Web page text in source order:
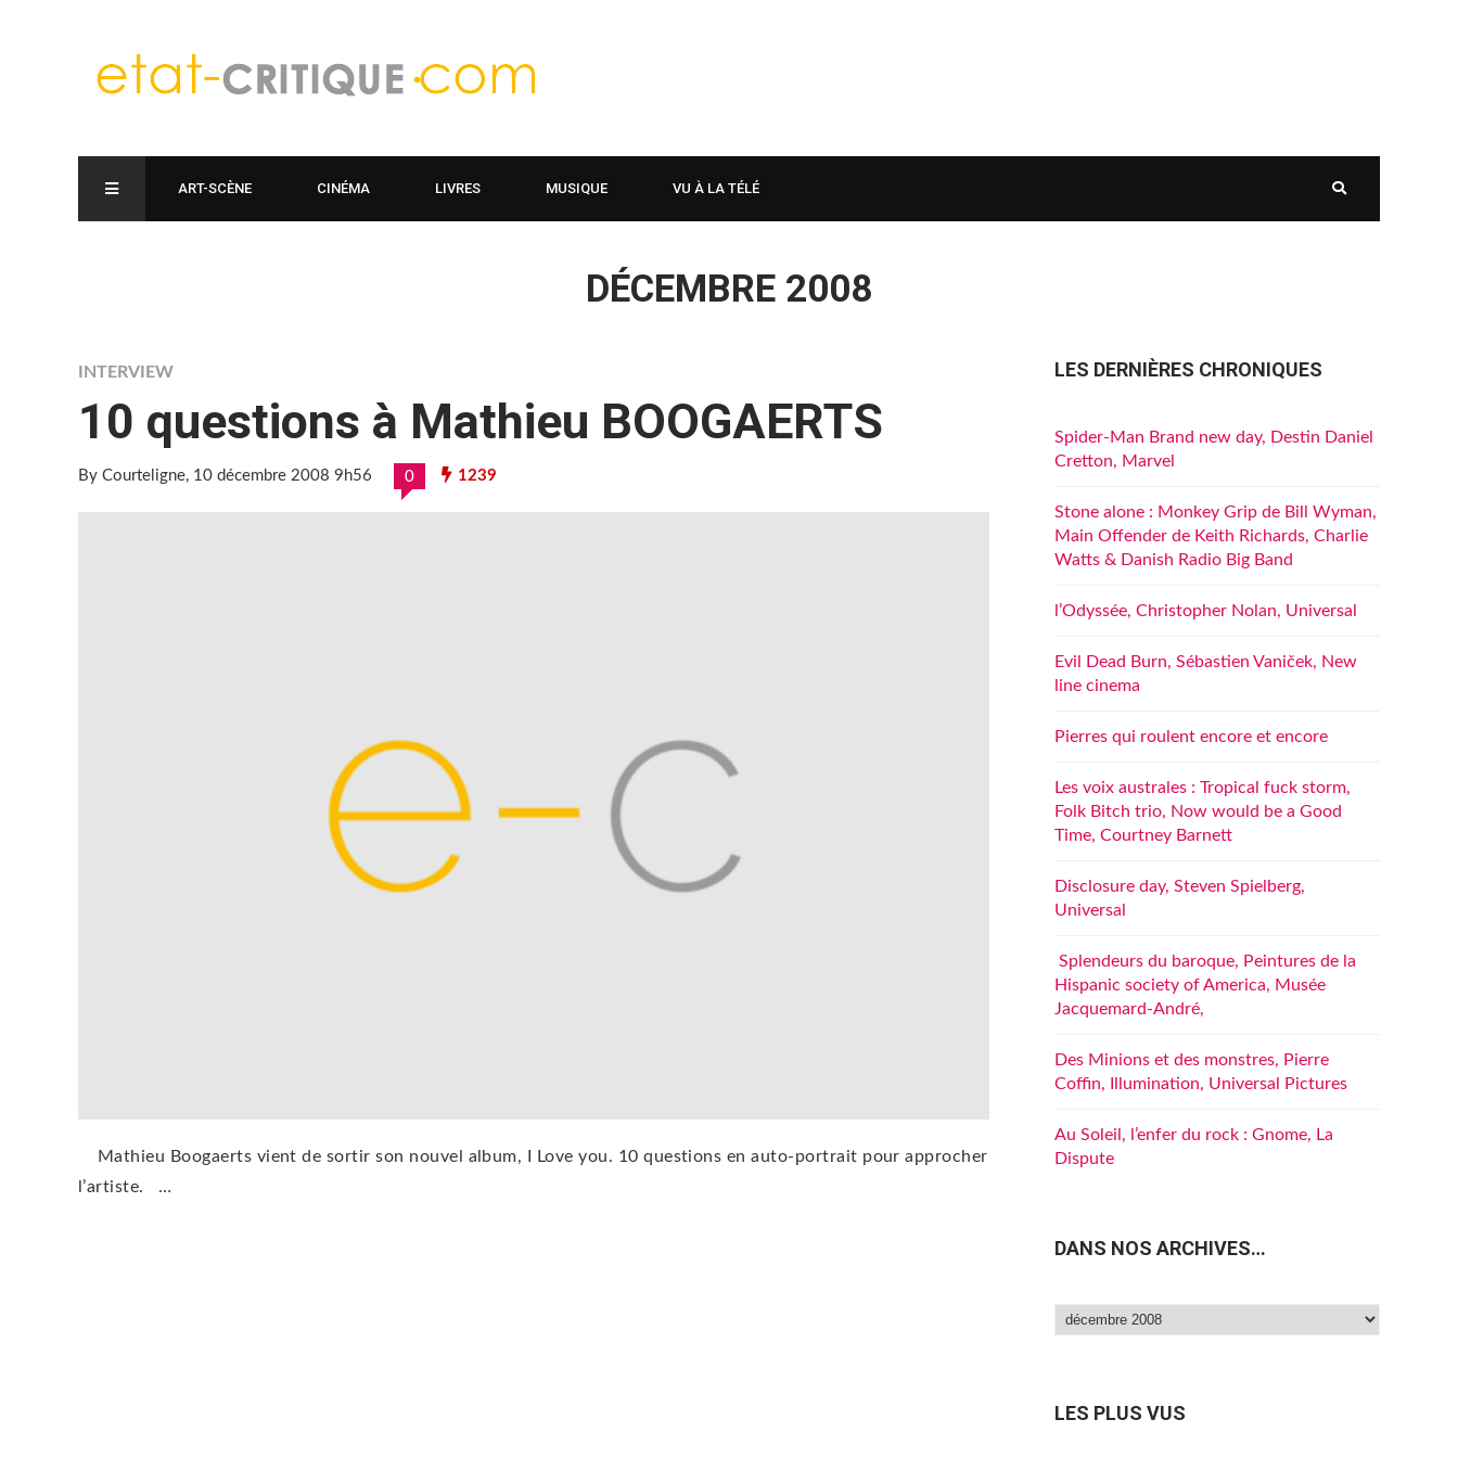
ART-SCÈNE CINÉMA LIVRES MUSIQUE VU À LA TÉLÉ
DÉCEMBRE 2008
INTERVIEW
10 questions à Mathieu BOOGAERTS
By Courteligne, 10 décembre 2008 9h56 0 1239
Mathieu Boogaerts vient de sortir son nouvel album, I Love you. 10 questions en auto-portrait pour approcher
l’artiste. …
LES DERNIÈRES CHRONIQUES
Spider-Man Brand new day, Destin Daniel
Cretton, Marvel
Stone alone : Monkey Grip de Bill Wyman,
Main Offender de Keith Richards, Charlie
Watts & Danish Radio Big Band
l’Odyssée, Christopher Nolan, Universal
Evil Dead Burn, Sébastien Vaniček, New
line cinema
Pierres qui roulent encore et encore
Les voix australes : Tropical fuck storm,
Folk Bitch trio, Now would be a Good
Time, Courtney Barnett
Disclosure day, Steven Spielberg,
Universal
Splendeurs du baroque, Peintures de la
Hispanic society of America, Musée
Jacquemard-André,
Des Minions et des monstres, Pierre
Coffin, Illumination, Universal Pictures
Au Soleil, l’enfer du rock : Gnome, La
Dispute
DANS NOS ARCHIVES…
Dans
LES PLUS VUS